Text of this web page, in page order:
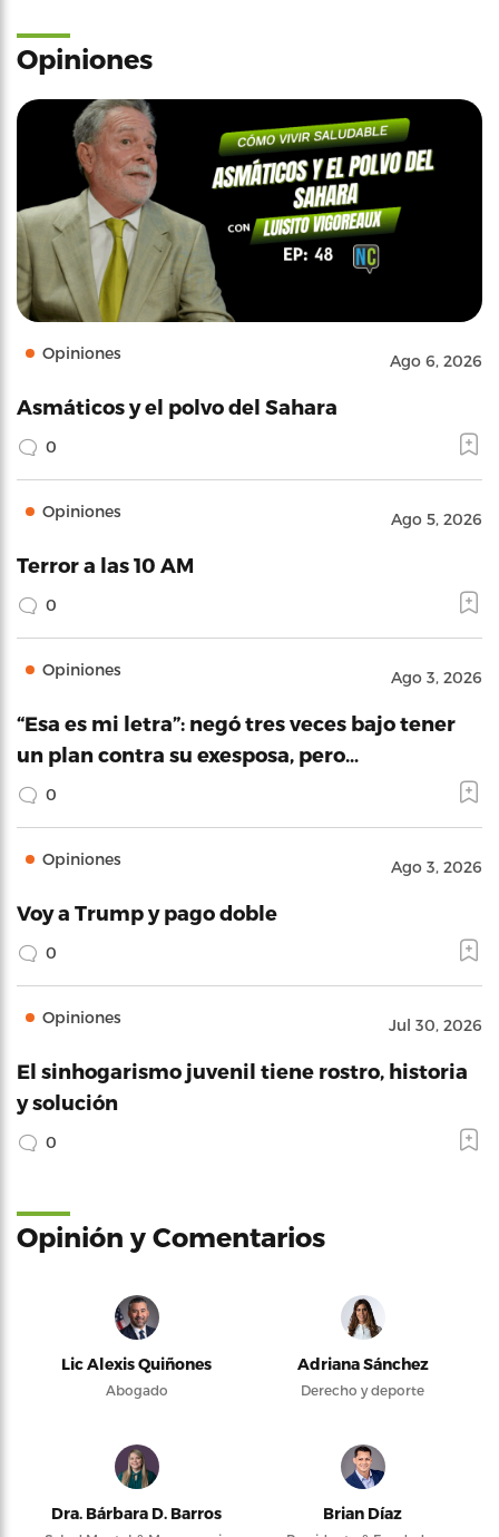
Opiniones
Opiniones Ago 6, 2026
Asmáticos y el polvo del Sahara
0
Opiniones Ago 5, 2026
Terror a las 10 AM
0
Opiniones Ago 3, 2026
“Esa es mi letra”: negó tres veces bajo tener
un plan contra su exesposa, pero…
0
Opiniones Ago 3, 2026
Voy a Trump y pago doble
0
Opiniones Jul 30, 2026
El sinhogarismo juvenil tiene rostro, historia
y solución
0
Opinión y Comentarios
Lic Alexis Quiñones
Abogado
Adriana Sánchez
Derecho y deporte
Dra. Bárbara D. Barros Brian Díaz